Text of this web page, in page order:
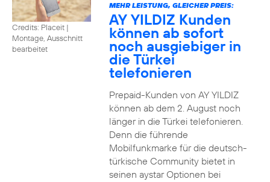
Credits: Placeit |
Montage, Ausschnitt
bearbeitet
MEHR LEISTUNG, GLEICHER PREIS:
AY YILDIZ Kunden
können ab sofort
noch ausgiebiger in
die Türkei
telefonieren
Prepaid-Kunden von AY YILDIZ
können ab dem 2. August noch
länger in die Türkei telefonieren.
Denn die führende
Mobilfunkmarke für die deutsch-
türkische Community bietet in
seinen aystar Optionen bei